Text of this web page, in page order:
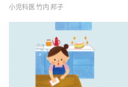
小児科医 竹内 邦子